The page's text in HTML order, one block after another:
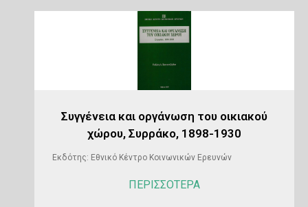
Συγγένεια και οργάνωση του οικιακού
χώρου, Συρράκο, 1898-1930
Εκδότης: Εθνικό Κέντρο Κοινωνικών Ερευνών
ΠΕΡΙΣΣΟΤΕΡΑ